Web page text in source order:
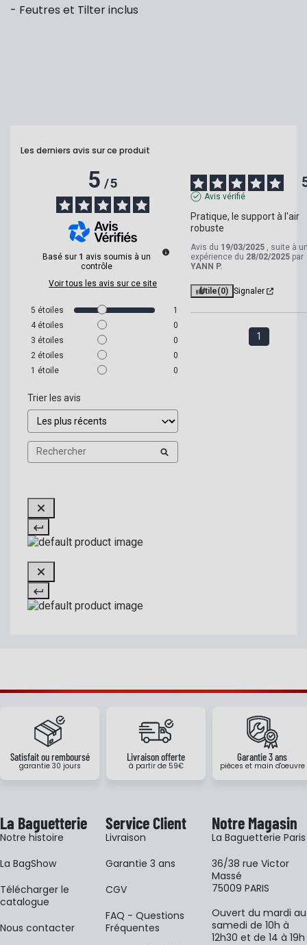
- Feutres et Tilter inclus
Les derniers avis sur ce produit
5/5
Basé sur 1 avis soumis à un
contrôle
Voir tous les avis sur ce site
5 étoiles
1
4 étoiles
0
3 étoiles
0
2 étoiles
0
1 étoile 0
Trier les avis
Avis vérifié
Pratique, le support à l'air
robuste
Avis du 19/03/2025 , suite à
expérience du 28/02/2025 par
YANN P.
Utile(0) Signaler
1
Satisfait ou remboursé
garantie 30 jours
Livraison offerte
à partir de 59€
Garantie 3 ans
pièces et main d'oeuvre
La Baguetterie
Notre histoire
La BagShow
​Télécharger le
catalogue
Nous contacter
Service Client
Livraison
Garantie 3 ans
CGV
FAQ - Questions
Fréquentes
Notre Magasin
La Baguetterie Paris
36/38 rue Victor
Massé
75009 PARIS
Ouvert du mardi au
samedi de 10h à
12h30 et de 14 à 19h